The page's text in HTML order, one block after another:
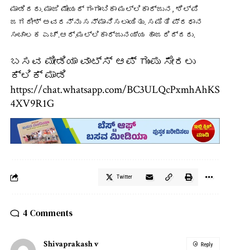
ಮಾಡಿದರು. ಮಾಜಿ ಮೇಯರ್ ಗಂಗಾಂಬಿಕಾ ಮಲ್ಲಿಕಾರ್ಜುನ, ಶಿಲ್ಪಿ
ಜಗದೀಶ್ ಅವರನ್ನು ಸನ್ಮಾನಿಸಲಾಯಿತು. ಸಮಿತಿ ಪ್ರಧಾನ
ಸಂಚಾಲಕ ಎಚ್‌.ಆರ್.ಮಲ್ಲಿಕಾರ್ಜುನಯ್ಯ ಹಾಜರಿದ್ದರು.
ಬಸವ ಮೀಡಿಯಾ ವಾಟ್ಸ್ ಆಪ್ ಗುಂಪು ಸೇರಲು
ಕ್ಲಿಕ್ ಮಾಡಿ
https://chat.whatsapp.com/BC3ULQcPxmhAhKS
4XV9R1G
Twitter
4 Comments
Shivaprakash v Reply